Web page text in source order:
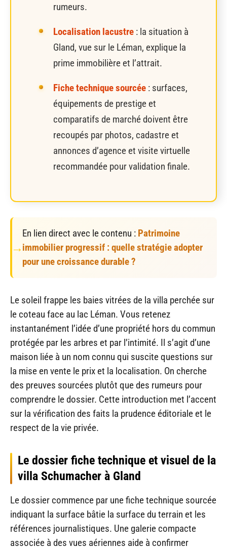
rumeurs.
Localisation lacustre : la situation à
Gland, vue sur le Léman, explique la
prime immobilière et l’attrait.
Fiche technique sourcée : surfaces,
équipements de prestige et
comparatifs de marché doivent être
recoupés par photos, cadastre et
annonces d’agence et visite virtuelle
recommandée pour validation finale.
En lien direct avec le contenu : Patrimoine
immobilier progressif : quelle stratégie adopter
pour une croissance durable ?
Le soleil frappe les baies vitrées de la villa perchée sur
le coteau face au lac Léman. Vous retenez
instantanément l’idée d’une propriété hors du commun
protégée par les arbres et par l’intimité. Il s’agit d’une
maison liée à un nom connu qui suscite questions sur
la mise en vente le prix et la localisation. On cherche
des preuves sourcées plutôt que des rumeurs pour
comprendre le dossier. Cette introduction met l’accent
sur la vérification des faits la prudence éditoriale et le
respect de la vie privée.
Le dossier fiche technique et visuel de la
villa Schumacher à Gland
Le dossier commence par une fiche technique sourcée
indiquant la surface bâtie la surface du terrain et les
références journalistiques. Une galerie compacte
associée à des vues aériennes aide à confirmer